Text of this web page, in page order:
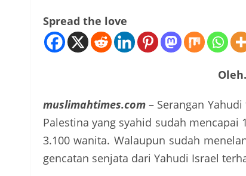
Spread the love
muslimahtimes.com – Serangan
Palestina yang syahid sudah mencapai
3.100 wanita. Walaupun sudah
gencatan senjata dari Yahudi Israel